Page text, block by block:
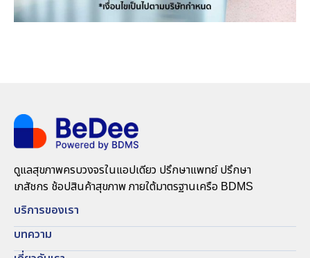
ดูแลสุขภาพครบวงจรในแอปเดียว ปรึกษาแพทย์ ปรึกษา
เภสัชกร ช้อปสินค้าสุขภาพ ภายใต้มาตรฐานเครือ BDMS
บริการของเรา
บทความ